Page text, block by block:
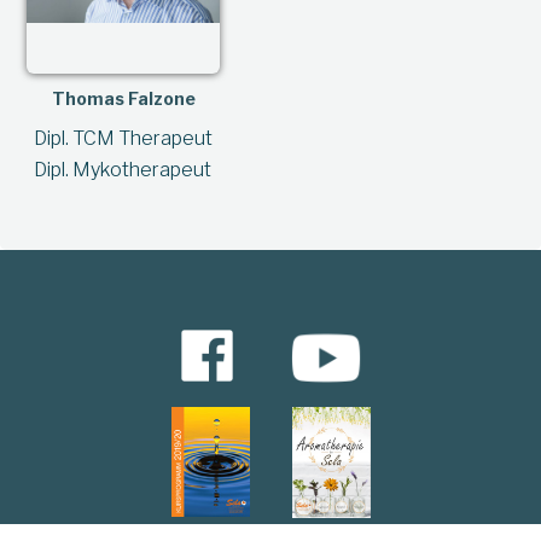
Thomas Falzone
Dipl. TCM Therapeut
Dipl. Mykotherapeut